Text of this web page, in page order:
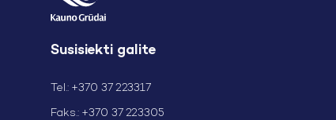
Susisiekti galite
Tel.: +370 37 223317
Faks.: +370 37 223305